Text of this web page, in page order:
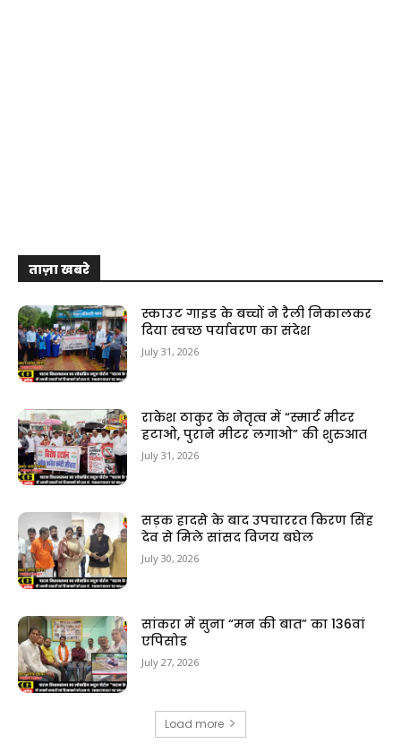
ताज़ा खबरे
स्काउट गाइड के बच्चों ने रैली निकालकर
दिया स्वच्छ पर्यावरण का संदेश
July 31, 2026
राकेश ठाकुर के नेतृत्व में “स्मार्ट मीटर
हटाओ, पुराने मीटर लगाओ” की शुरुआत
July 31, 2026
सड़क हादसे के बाद उपचाररत किरण सिंह
देव से मिले सांसद विजय बघेल
July 30, 2026
सांकरा में सुना “मन की बात” का 136वां
एपिसोड
July 27, 2026
Load more